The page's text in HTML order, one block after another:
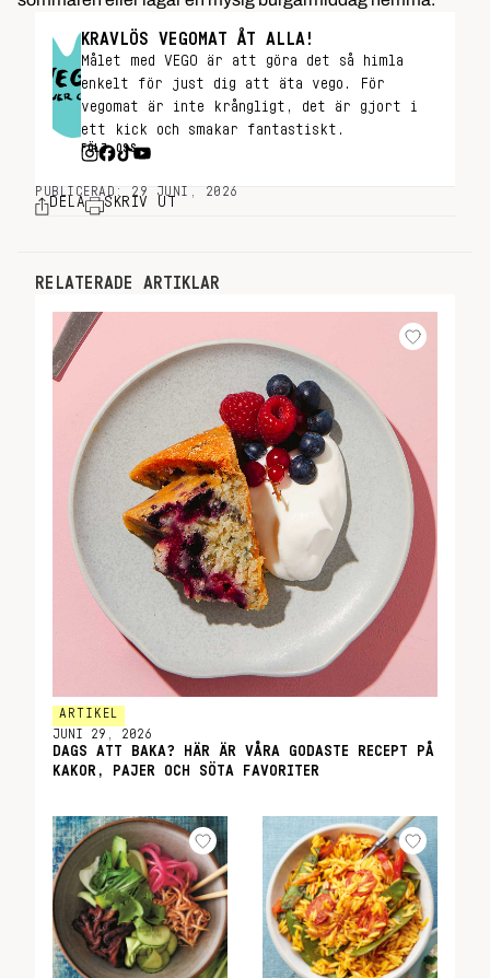
KRAVLÖS VEGOMAT ÅT ALLA!
Målet med VEGO är att göra det så himla
enkelt för just dig att äta vego. För
vegomat är inte krångligt, det är gjort i
ett kick och smakar fantastiskt.
FÖLJ OSS
PUBLICERAD: 29 JUNI, 2026
DELA SKRIV UT
RELATERADE ARTIKLAR
ARTIKEL
JUNI 29, 2026
DAGS ATT BAKA? HÄR ÄR VÅRA GODASTE RECEPT PÅ
KAKOR, PAJER OCH SÖTA FAVORITER